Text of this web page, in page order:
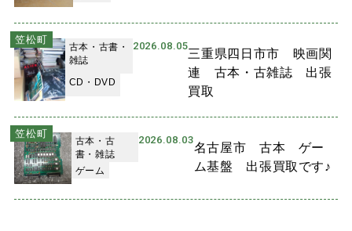
笠松町
古本・古書・
雑誌
CD・DVD
2026.08.05
三重県四日市市 映画関
連 古本・古雑誌 出張
買取
笠松町
古本・古
書・雑誌
ゲーム
2026.08.03
名古屋市 古本 ゲー
ム基盤 出張買取です♪